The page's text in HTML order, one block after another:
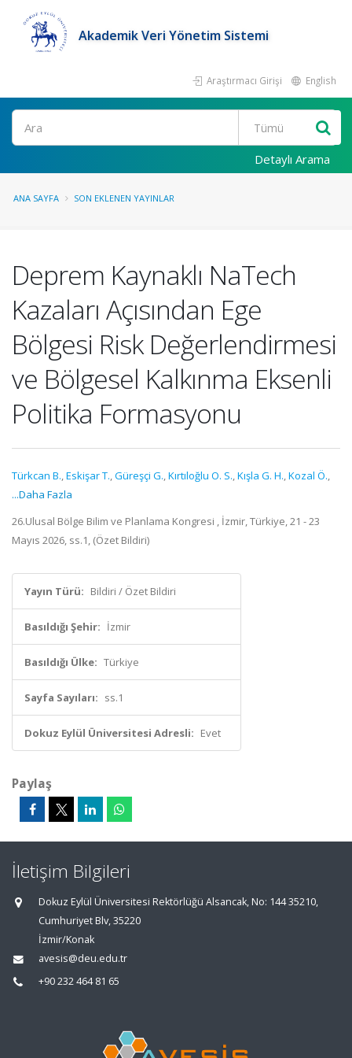
Akademik Veri Yönetim Sistemi
Araştırmacı Girişi English
Ara
Detaylı Arama
ANA SAYFA SON EKLENEN YAYINLAR
Deprem Kaynaklı NaTech
Kazaları Açısından Ege
Bölgesi Risk Değerlendirmesi
ve Bölgesel Kalkınma Eksenli
Politika Formasyonu
Türkcan B.,Eskişar T.,Güreşçi G.,Kırtıloğlu O. S.,Kışla G. H.,Kozal Ö.,
...Daha Fazla
26.Ulusal Bölge Bilim ve Planlama Kongresi , İzmir, Türkiye, 21 - 23
Mayıs 2026, ss.1, (Özet Bildiri)
Yayın Türü: Bildiri / Özet Bildiri
Basıldığı Şehir: İzmir
Basıldığı Ülke: Türkiye
Sayfa Sayıları: ss.1
Dokuz Eylül Üniversitesi Adresli: Evet
Paylaş
İletişim Bilgileri
Dokuz Eylül Üniversitesi Rektörlüğü Alsancak, No: 144 35210,
Cumhuriyet Blv, 35220
İzmir/Konak
avesis@deu.edu.tr
+90 232 464 81 65